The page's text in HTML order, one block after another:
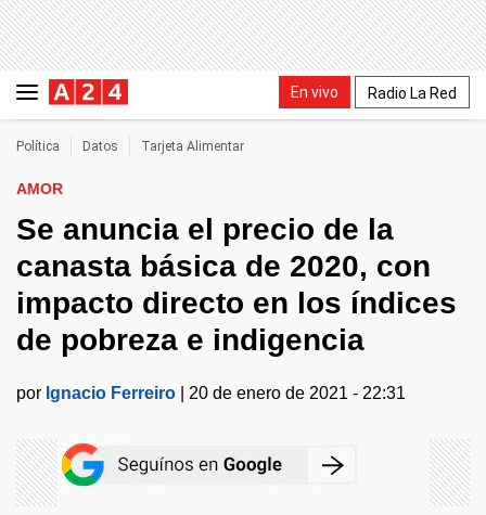
En vivo Radio La Red
Política Datos Tarjeta Alimentar
AMOR
Se anuncia el precio de la
canasta básica de 2020, con
impacto directo en los índices
de pobreza e indigencia
por Ignacio Ferreiro 20 de enero de 2021 - 22:31